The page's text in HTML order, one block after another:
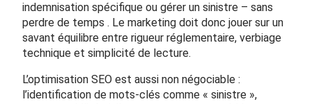
indemnisation spécifique ou gérer un sinistre – sans
perdre de temps . Le marketing doit donc jouer sur un
savant équilibre entre rigueur réglementaire, verbiage
technique et simplicité de lecture.
L’optimisation SEO est aussi non négociable :
l’identification de mots-clés comme « sinistre »,